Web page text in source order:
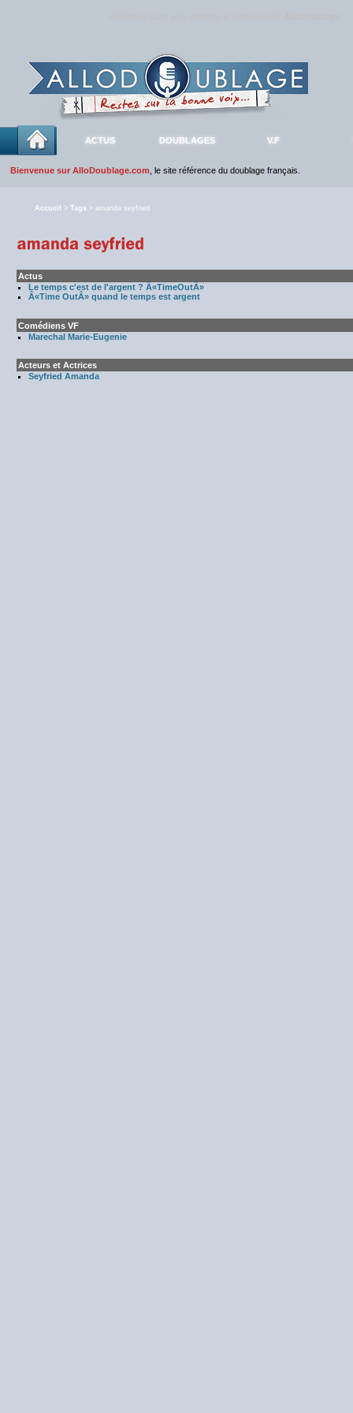
ACTUS DOUBLAGES V.F
Bienvenue sur AlloDoublage.com , le site référence du doublage français.
Accueil > Tags > amanda seyfried
Actus
Le temps c'est de l'argent ? Â«TimeOutÂ»
Â«Time OutÂ» quand le temps est argent
Comédiens VF
Marechal Marie-Eugenie
Acteurs et Actrices
Seyfried Amanda